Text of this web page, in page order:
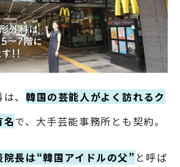
、 韓国の芸能人がよく訪れるク
名で、大手芸能事務所とも契約。
長は“韓国アイドルの父” と呼ば